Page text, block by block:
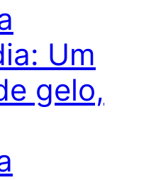
Um
gelo,